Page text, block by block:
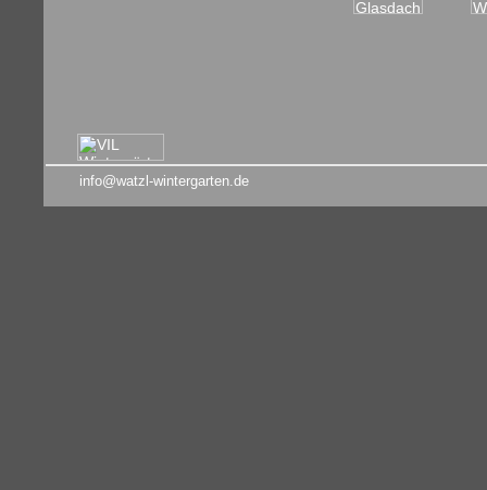
info@watzl-wintergarten.de